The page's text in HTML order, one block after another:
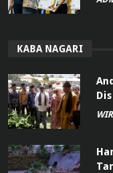
KABA NAGARI